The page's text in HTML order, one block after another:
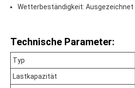
Wetterbeständigkeit: Ausgezeichnet
Technische Parameter:
Typ
Lastkapazität